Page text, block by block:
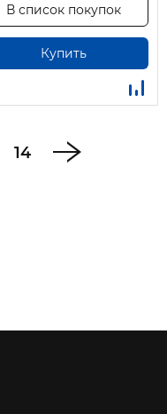
Купить
В список покупок
14